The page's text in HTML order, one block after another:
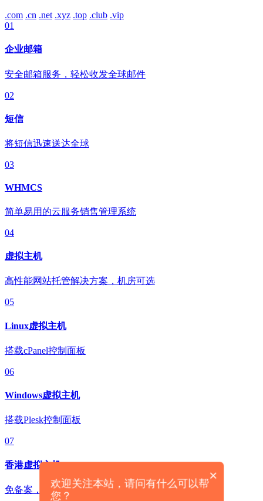
.com .cn .net .xyz .top .club .vip
01
企业邮箱
安全邮箱服务，轻松收发全球邮件
02
短信
将短信迅速送达全球
03
WHMCS
简单易用的云服务销售管理系统
04
虚拟主机
高性能网站托管解决方案，机房可选
05
Linux虚拟主机
搭载cPanel控制面板
06
Windows虚拟主机
搭载Plesk控制面板
07
香港虚拟主机
免备案，轻松拓展海外业务
×
欢迎关注本站，请问有什么可以帮
您？